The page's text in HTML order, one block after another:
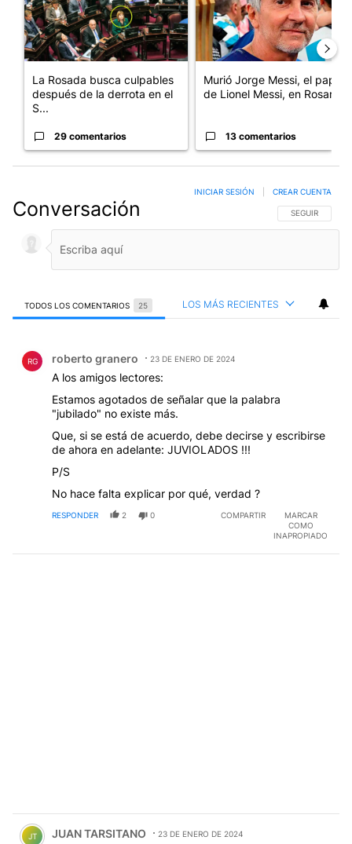
La Rosada busca culpables
después de la derrota en el
S...
29 comentarios
Murió Jorge Messi, el papá
de Lionel Messi, en Rosario
13 comentarios
Conversación SIGA ESTA
SEGUIR
INICIAR SESIÓN CREAR CUENTA
TODOS LOS COMENTARIOS 25 LOS MÁS RECIENTES
RG roberto granero 23 DE ENERO DE 2024
A los amigos lectores:
Estamos agotados de señalar que la palabra
"jubilado" no existe más.
Que, si se está de acuerdo, debe decirse y escribirse
de ahora en adelante: JUVIOLADOS !!!
P/S
No hace falta explicar por qué, verdad ?
RESPONDER 2 0 COMPARTIR
MARCAR
COMO
INAPROPIADO
Comentario de JUAN TARSITANO.
JT JUAN TARSITANO 23 DE ENERO DE 2024